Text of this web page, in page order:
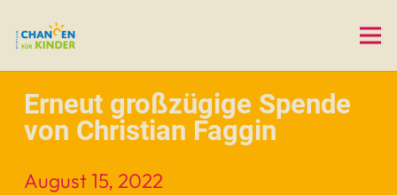
Erneut großzügige Spende
von Christian Faggin
August 15, 2022